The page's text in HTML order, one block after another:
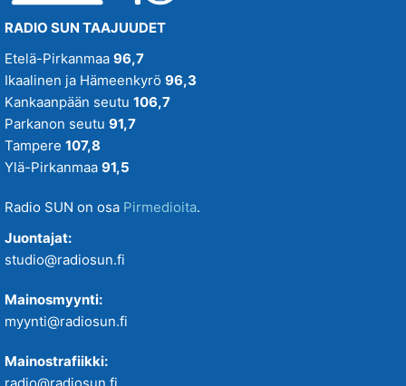
RADIO SUN TAAJUUDET
Etelä-Pirkanmaa 96,7
Ikaalinen ja Hämeenkyrö 96,3
Kankaanpään seutu 106,7
Parkanon seutu 91,7
Tampere 107,8
Ylä-Pirkanmaa 91,5
Radio SUN on osa Pirmedioita.
Juontajat:
studio@radiosun.fi
Mainosmyynti:
myynti@radiosun.fi
Mainostrafiikki: